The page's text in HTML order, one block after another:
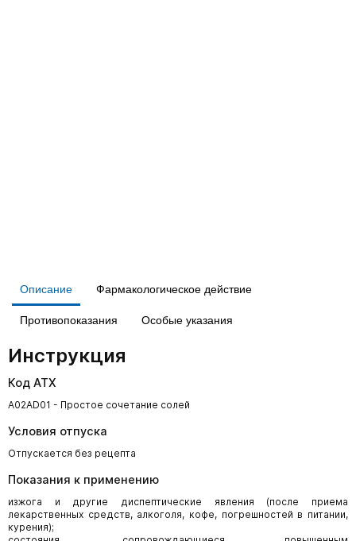
Описание Фармакологическое действие
Противопоказания Особые указания
Инструкция
Код АТХ
A02AD01 - Простое сочетание солей
Условия отпуска
Отпускается без рецепта
Показания к применению
изжога и другие диспептические явления (после приема
лекарственных средств, алкоголя, кофе, погрешностей в питании,
курения);